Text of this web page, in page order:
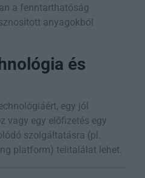
a fenntarthatóság
anyagokból
és
egy jól
vagy egy előfizetés egy
szolgáltatásra (pl.
platform) telitalálat lehet.